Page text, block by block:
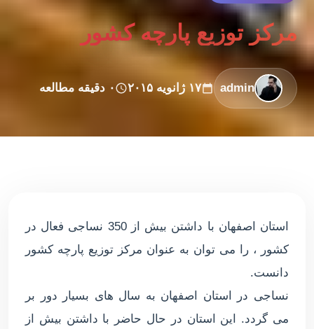
مرکز توزیع پارچه کشور
admin ۱۷ ژانویه ۲۰۱۵ ۰ دقیقه مطالعه
استان اصفهان با داشتن بیش از 350 نساجی فعال در
کشور ، را می توان به عنوان مرکز توزیع پارچه کشور
دانست.
نساجی در استان اصفهان به سال های بسیار دور بر
می گردد. این استان در حال حاضر با داشتن بیش از